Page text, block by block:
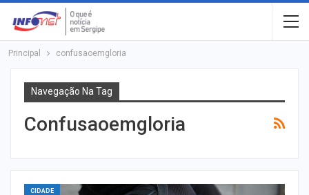
Principal confusaoemgloria
Navegação Na Tag
Confusaoemgloria
CIDADE